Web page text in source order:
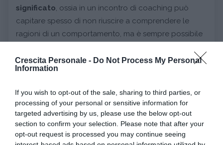
Crescita Personale - Do Not Process My Personal
Information
If you wish to opt-out of the sale, sharing to third parties, or
processing of your personal or sensitive information for
targeted advertising by us, please use the below opt-out
section to confirm your selection. Please note that after your
opt-out request is processed you may continue seeing
significato, ossia in un incontro di coaching può
capitare spesso di non riuscire a comprendere le
ragioni di un comportamento, ma è sempre possibile
emette;
-in ogni essere umano ci sono le risorse
fondamentale guardare per prima cosa dentro noi
stessi e recuperare fiducia e autostima, per
intraprendere qualsiasi tipo di azione di
cambiamento;